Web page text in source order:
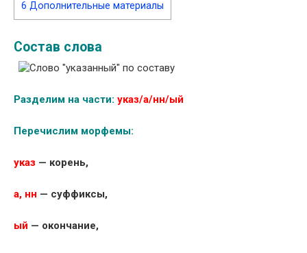
6 Дополнительные материалы
Состав слова
Разделим на части: указ/а/нн/ый
Перечислим морфемы:
указ — корень,
а, нн — суффиксы,
ый — окончание,